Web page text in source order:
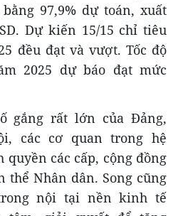
97,9% dự toán, xuất
Dự kiến 15/15 chỉ tiêu
đều đạt và vượt. Tốc độ
2025 dự báo đạt mức
gắng rất lớn của Đảng,
các cơ quan trong hệ
các cấp, cộng đồng
thể Nhân dân. Song cũng
nội tại nền kinh tế